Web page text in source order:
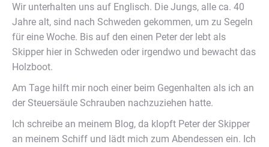
Wir unterhalten uns auf Englisch. Die Jungs, alle ca. 40
Jahre alt, sind nach Schweden gekommen, um zu Segeln
für eine Woche. Bis auf den einen Peter der lebt als
Skipper hier in Schweden oder irgendwo und bewacht das
Holzboot.
Am Tage hilft mir noch einer beim Gegenhalten als ich an
der Steuersäule Schrauben nachzuziehen hatte.
Ich schreibe an meinem Blog, da klopft Peter der Skipper
an meinem Schiff und lädt mich zum Abendessen ein. Ich